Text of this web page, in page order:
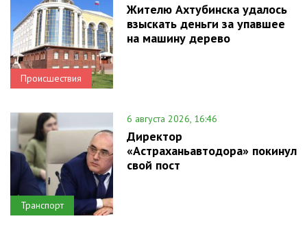
Происшествия
Жителю Ахтубинска удалось
взыскать деньги за упавшее
на машину дерево
Транспорт
6 августа 2026, 16:46
Директор
«Астраханьавтодора» покинул
свой пост